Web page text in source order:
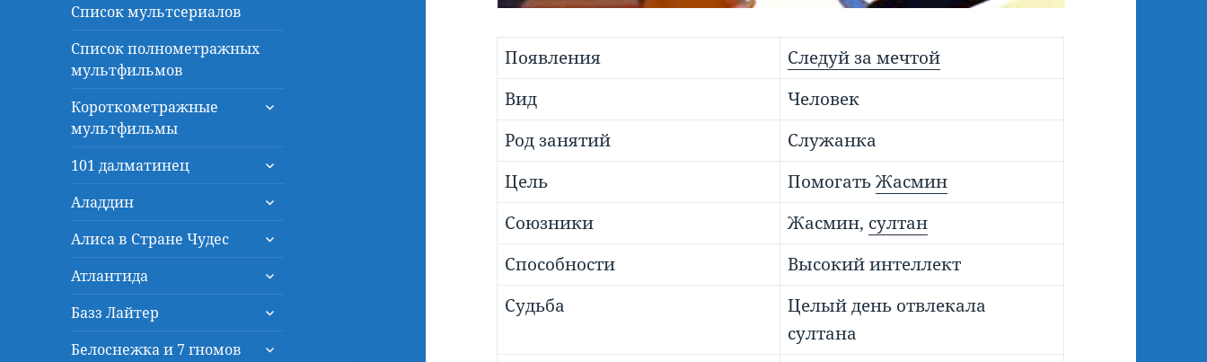
Список мультсериалов
Список полнометражных
мультфильмов
Короткометражные
мультфильмы
раскрыть
101 далматинец
раскрыть
меню
Аладдин
раскрыть
меню
Алиса в Стране Чудес
раскрыть
меню
Атлантида
раскрыть
меню
Базз Лайтер
раскрыть
меню
Белоснежка и 7 гномов
раскрыть
Появления
Следуй за мечтой
Вид
Человек
Род занятий
Служанка
Цель
ПомогатьЖасмин
Союзники
Жасмин, султан
Способности
Высокий интеллект
Судьба
Целый день отвлекала
султана